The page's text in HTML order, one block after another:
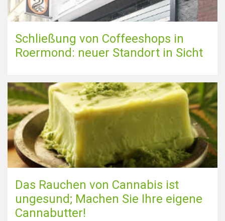
Schließung von Coffeeshops in
Roermond: neuer Standort in Sicht
Das Rauchen von Cannabis ist
ungesund; Machen Sie Ihre eigene
Cannabutter!